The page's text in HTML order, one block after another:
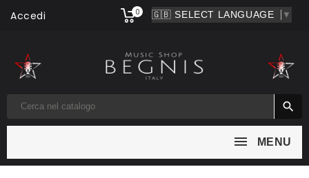
▼
Accedi 0

MENU